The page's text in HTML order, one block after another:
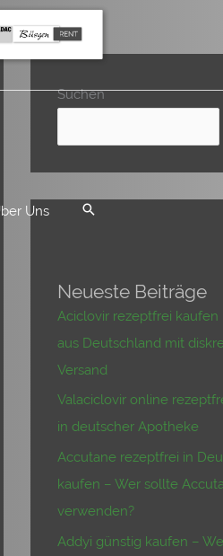
Uns
Suchen
Neueste Beiträge
Aciclovir rezeptfrei kaufen
aus Deutschland mit
Versand
Valaciclovir online
in deutscher Apotheke
Accutane rezeptfrei in
kaufen – Wer sollte
verwenden?
Addyi günstig kaufen –